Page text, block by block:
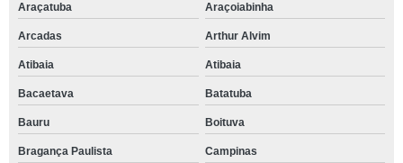
Araçatuba Araçoiabinha
Arcadas Arthur Alvim
Atibaia Atibaia
Bacaetava Batatuba
Bauru Boituva
Bragança Paulista Campinas